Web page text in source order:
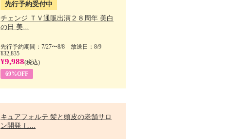
先行予約受付中
チェンジ ＴＶ通販出演２８周年 美白
の日 美...
先行予約期間：7/27〜8/8 放送日：8/9
¥32,835
¥9,988(税込)
69%OFF
キュアフォルテ 髪と頭皮の老舗サロ
ン開発 し...